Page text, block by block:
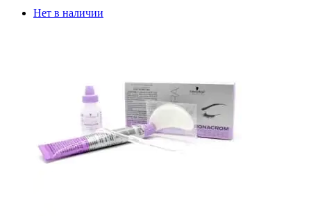
Нет в наличии